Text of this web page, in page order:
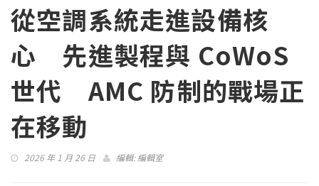
從空調系統走進設備核
心 先進製程與 CoWoS
世代 AMC 防制的戰場正
在移動
2026 年 1 月 26 日 編輯:編輯室